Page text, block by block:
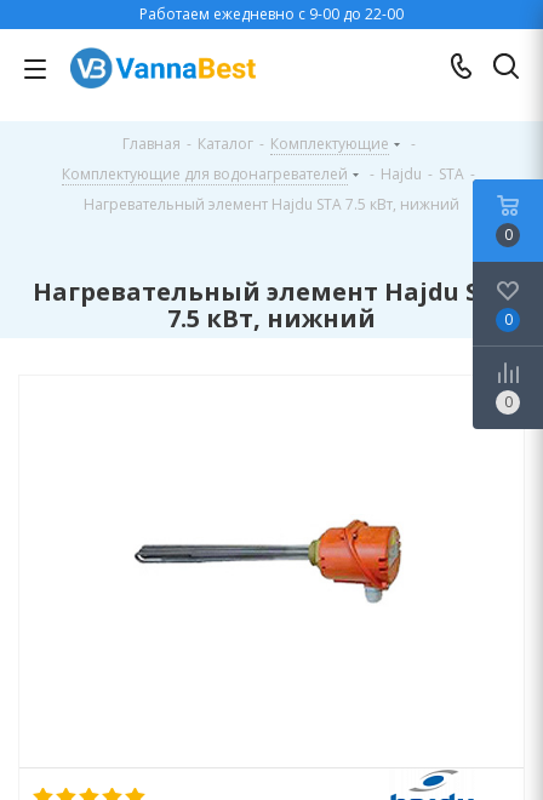
Работаем ежедневно с 9-00 до 22-00
Главная - Каталог - Комплектующие
-
Комплектующие для водонагревателей
- Hajdu - STA -
Нагревательный элемент Hajdu STA 7.5 кВт, нижний
Нагревательный элемент Hajdu STA
7.5 кВт, нижний
0
0
0